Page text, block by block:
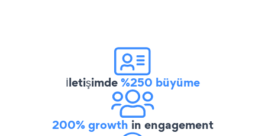
İletişimde%250 büyüme
200% growth in engagement